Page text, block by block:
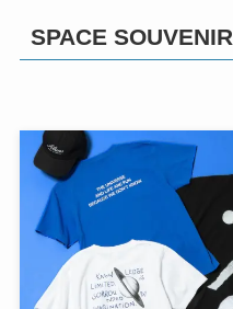
SPACE SOUVENIR